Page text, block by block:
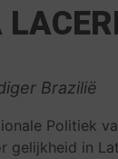
Brazilië
Politiek
in